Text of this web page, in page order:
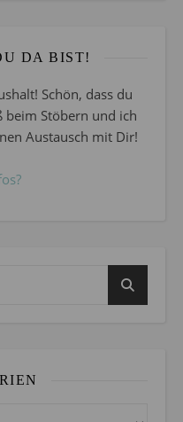
DA BIST!
Schön, dass du
beim Stöbern und ich
Austausch mit Dir!